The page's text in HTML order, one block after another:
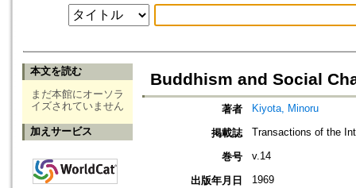
本文を読む
まだ本館にオーソラ
イズされていません
加えサービス
Buddhism and Social
著者 Kiyota, Minoru
掲載誌 Transactions of the
巻号 v.14
出版年月日 1969